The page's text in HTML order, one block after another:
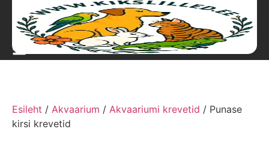
Esileht / Akvaarium / Akvaariumi krevetid / Punase
kirsi krevetid